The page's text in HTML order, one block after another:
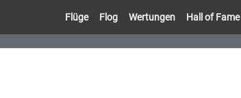
Flüge Flog Wertungen Hall of Fame